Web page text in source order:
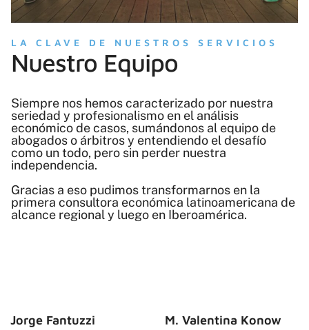
LA CLAVE DE NUESTROS SERVICIOS
Nuestro Equipo
Siempre nos hemos caracterizado por nuestra
seriedad y profesionalismo en el análisis
económico de casos, sumándonos al equipo de
abogados o árbitros y entendiendo el desafío
como un todo, pero sin perder nuestra
independencia.
Gracias a eso pudimos transformarnos en la
primera consultora económica latinoamericana de
alcance regional y luego en Iberoamérica.
Jorge Fantuzzi M. Valentina Konow